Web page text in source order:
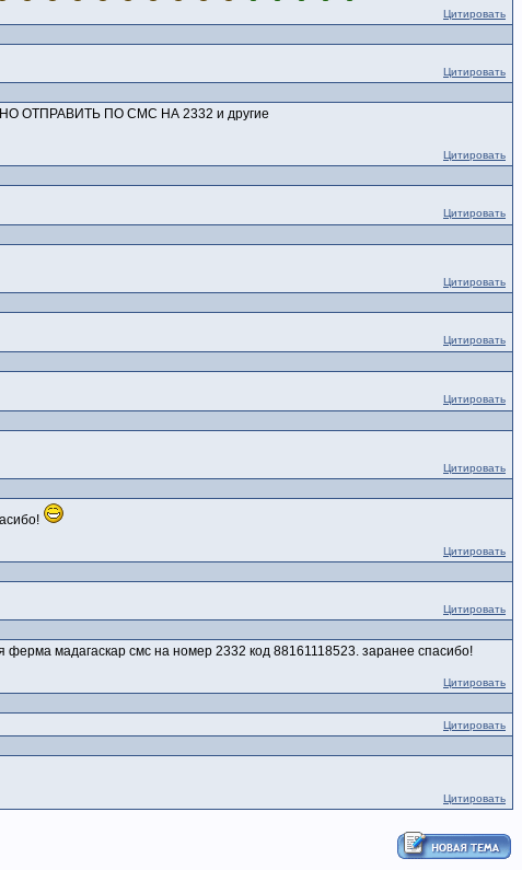
Цитировать
Цитировать
ОТПРАВИТЬ ПО СМС НА 2332 и другие
Цитировать
Цитировать
Цитировать
Цитировать
Цитировать
Цитировать
Цитировать
Цитировать
мадагаскар смс на номер 2332 код 88161118523. заранее спасибо!
Цитировать
Цитировать
Цитировать